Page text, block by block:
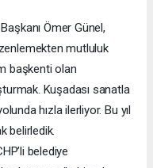
Ömer Günel,
mutluluk
başkenti olan
Kuşadası sanatla
hızla ilerliyor. Bu yıl
belirledik.
belediye